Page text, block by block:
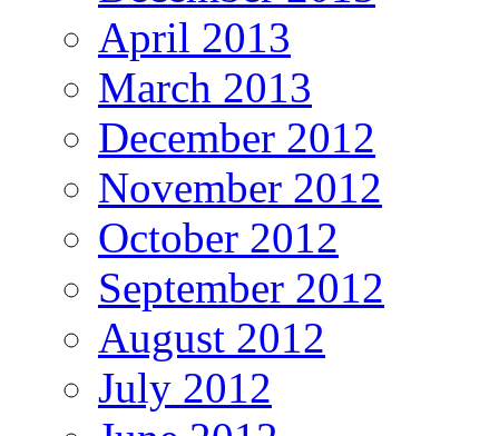
April 2013
March 2013
December 2012
November 2012
October 2012
September 2012
August 2012
July 2012